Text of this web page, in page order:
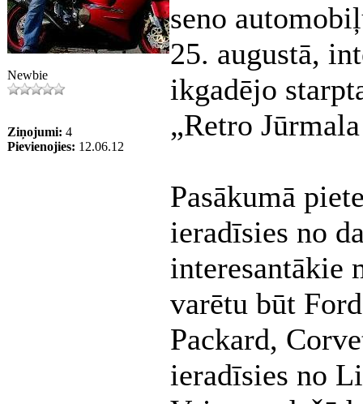
Newbie
Ziņojumi: 4
Pievienojies: 12.06.12
seno
25. augustā,
ikgadējo
„Retro
Pasākumā
ieradīsies no
interesantākie
varētu būt
Packard,
ieradīsies no